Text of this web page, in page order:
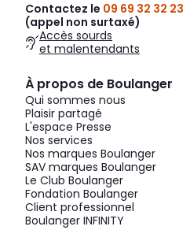
Contactez le 09 69 32 32 23
(appel non surtaxé)
Accès sourds
et malentendants
À propos de Boulanger
Qui sommes nous
Plaisir partagé
L'espace Presse
Nos services
Nos marques Boulanger
SAV marques Boulanger
Le Club Boulanger
Fondation Boulanger
Client professionnel
Boulanger INFINITY